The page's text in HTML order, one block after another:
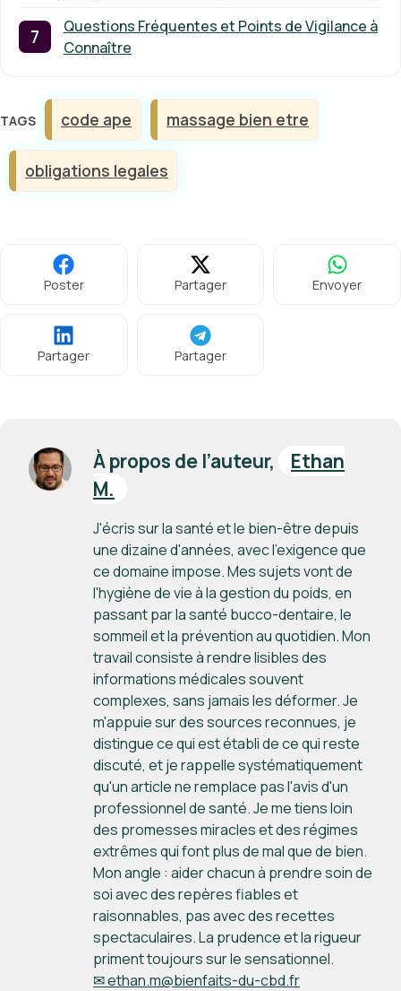
Questions Fréquentes et Points de Vigilance à
Connaître
Étiquettes
code ape massage bien etre
obligations legales
Poster Partager Envoyer
Partager Partager
À propos de l’auteur,
Ethan
M.
J'écris sur la santé et le bien-être depuis
une dizaine d'années, avec l'exigence que
ce domaine impose. Mes sujets vont de
l'hygiène de vie à la gestion du poids, en
passant par la santé bucco-dentaire, le
sommeil et la prévention au quotidien. Mon
travail consiste à rendre lisibles des
informations médicales souvent
complexes, sans jamais les déformer. Je
m'appuie sur des sources reconnues, je
distingue ce qui est établi de ce qui reste
discuté, et je rappelle systématiquement
qu'un article ne remplace pas l'avis d'un
professionnel de santé. Je me tiens loin
des promesses miracles et des régimes
extrêmes qui font plus de mal que de bien.
Mon angle : aider chacun à prendre soin de
soi avec des repères fiables et
raisonnables, pas avec des recettes
spectaculaires. La prudence et la rigueur
priment toujours sur le sensationnel.
✉ ethan.m@bienfaits-du-cbd.fr